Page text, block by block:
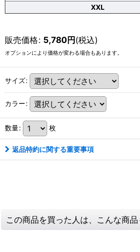
XXL
販売価格: 5,780円(税込)
オプションにより価格が変わる場合もあります。
サイズ:
カラー:
数量: 枚
返品特約に関する重要事項
この商品を買った人は、こんな商